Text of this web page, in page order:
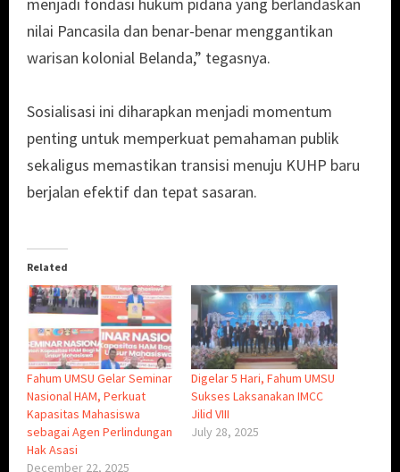
nilai Pancasila dan benar-benar menggantikan
warisan kolonial Belanda,” tegasnya.
Sosialisasi ini diharapkan menjadi momentum
penting untuk memperkuat pemahaman publik
sekaligus memastikan transisi menuju KUHP baru
berjalan efektif dan tepat sasaran.
Related
Fahum UMSU Gelar Seminar
Nasional HAM, Perkuat
Kapasitas Mahasiswa
sebagai Agen Perlindungan
Hak Asasi
December 22, 2025
Digelar 5 Hari, Fahum UMSU
Sukses Laksanakan IMCC
Jilid VIII
July 28, 2025